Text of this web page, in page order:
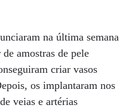
na última semana
amostras de pele
criar vasos
os implantaram nos
veias e artérias